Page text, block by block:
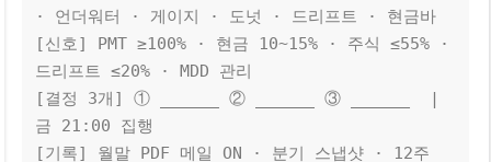
· 언더워터 · 게이지 · 도넛 · 드리프트 · 현금바
[신호] PMT ≥100% · 현금 10~15% · 주식 ≤55% ·
드리프트 ≤20% · MDD 관리
[결정 3개] ① ______ ② ______ ③ ______  |
금 21:00 집행
[기록] 월말 PDF 메일 ON · 분기 스냅샷 · 12주